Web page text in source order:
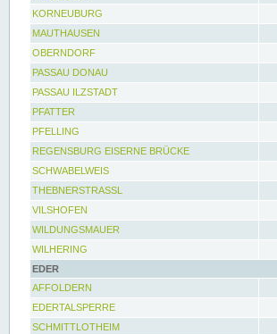
KORNEUBURG
MAUTHAUSEN
OBERNDORF
PASSAU DONAU
PASSAU ILZSTADT
PFATTER
PFELLING
REGENSBURG EISERNE BRÜCKE
SCHWABELWEIS
THEBNERSTRASSL
VILSHOFEN
WILDUNGSMAUER
WILHERING
EDER
AFFOLDERN
EDERTALSPERRE
SCHMITTLOTHEIM